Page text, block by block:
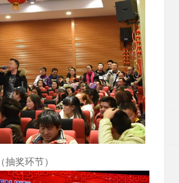
（抽奖环节）